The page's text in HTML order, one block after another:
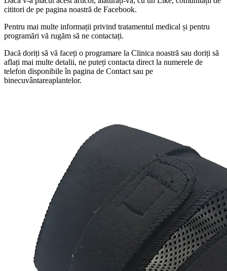
cititori de pe pagina noastră de Facebook.
Pentru mai multe informații privind tratamentul medical și pentru
programări vă rugăm să ne contactați.
Dacă doriți să vă faceți o programare la Clinica noastră sau doriți să
aflați mai multe detalii, ne puteți contacta direct la numerele de
telefon disponibile în pagina de Contact sau pe
binecuvântareaplantelor.